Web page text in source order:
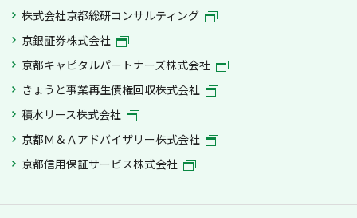
株式会社京都総研コンサルティング
京銀証券株式会社
京都キャピタルパートナーズ株式会社
きょうと事業再生債権回収株式会社
積水リース株式会社
京都Ｍ＆Ａアドバイザリー株式会社
京都信用保証サービス株式会社